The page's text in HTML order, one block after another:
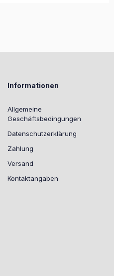
Informationen
Allgemeine
Geschäftsbedingungen
Datenschutzerklärung
Zahlung
Versand
Kontaktangaben